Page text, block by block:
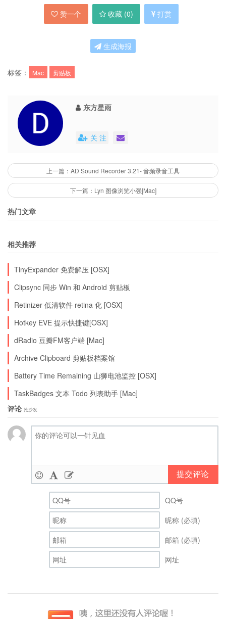
系统栏图标（光图标就提供13个选项，作者你要
多有时间啊），选择粘贴未文件路径还是纯文本等
(1.1MB): 官网 | 下载 | 来自93876软件园
赞一个 收藏 (0) 打赏
生成海报
标签： Mac 剪贴板
东方星雨
关 注
上一篇：AD Sound Recorder 3.21- 音频录音工具
下一篇：Lyn 图像浏览小强[Mac]
热门文章
相关推荐
TinyExpander 免费解压 [OSX]
Clipsync 同步 Win 和 Android 剪贴板
Retinizer 低清软件 retina 化 [OSX]
Hotkey EVE 提示快捷键[OSX]
dRadio 豆瓣FM客户端 [Mac]
Archive Clipboard 剪贴板档案馆
Battery Time Remaining 山狮电池监控 [OSX]
TaskBadges 文本 Todo 列表助手 [Mac]
评论 抢沙发
提交评论
QQ号
昵称 (必填)
邮箱 (必填)
网址